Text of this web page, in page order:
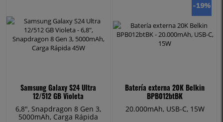
Samsung Galaxy S24 Ultra
12/512 GB Violeta
6,8", Snapdragon 8 Gen 3,
5000mAh, Carga Rápida
-19%
Batería externa 20K Belkin
BPB012btBK
20.000mAh, USB-C, 15W